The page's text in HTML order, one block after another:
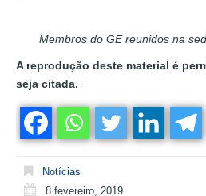
Membros do GE reunidos na
A reprodução deste material é
seja citada.
Notícias
8 fevereiro, 2019